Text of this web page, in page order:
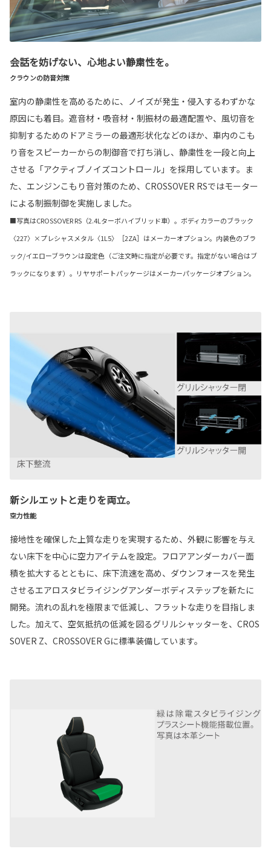
会話を妨げない、心地よい静粛性を。
クラウンの防音対策
室内の静粛性を高めるために、ノイズが発生・侵入するわずかな
原因にも着目。遮音材・吸音材・制振材の最適配置や、風切音を
抑制するためのドアミラーの最適形状化などのほか、車内のこも
り音をスピーカーからの制御音で打ち消し、静粛性を一段と向上
させる「アクティブノイズコントロール」を採用しています。ま
た、エンジンこもり音対策のため、CROSSOVER RSではモーター
による制振制御を実施しました。
■写真はCROSSOVER RS（2.4Lターボハイブリッド車）。ボディカラーのブラック
〈227〉×プレシャスメタル〈1L5〉［2ZA］はメーカーオプション。内装色のブラ
ック/イエローブラウンは設定色（ご注文時に指定が必要です。指定がない場合はブ
ラックになります）。リヤサポートパッケージはメーカーパッケージオプション。
新シルエットと走りを両立。
空力性能
接地性を確保した上質な走りを実現するため、外観に影響を与え
ない床下を中心に空力アイテムを設定。フロアアンダーカバー面
積を拡大するとともに、床下流速を高め、ダウンフォースを発生
させるエアロスタビライジングアンダーボディステップを新たに
開発。流れの乱れを極限まで低減し、フラットな走りを目指しま
した。加えて、空気抵抗の低減を図るグリルシャッターを、CROS
SOVER Z、CROSSOVER Gに標準装備しています。